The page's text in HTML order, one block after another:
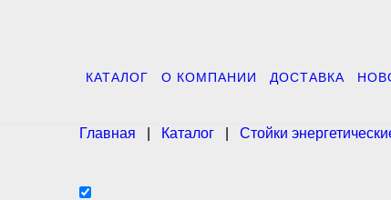
КАТАЛОГ О КОМПАНИИ ДОСТАВКА
Главная Каталог Стойки